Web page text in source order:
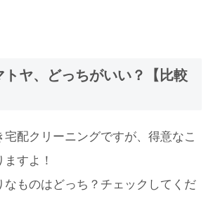
トヤ、どっちがいい？【比較
宅配クリーニングですが、得意なこ
すよ！
なものはどっち？チェックしてくだ